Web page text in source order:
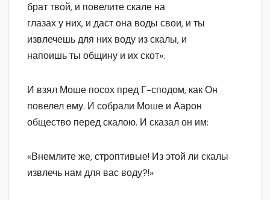
брат твой, и повелите скале на
глазах у них, и даст она воды свои, и ты
извлечешь для них воду из скалы, и
напоишь ты общину и их скот».
И взял Моше посох пред Г-сподом, как Он
повелел ему. И собрали Моше и Аарон
общество перед скалою. И сказал он им:
«Внемлите же, строптивые! Из этой ли скалы
извлечь нам для вас воду?!»